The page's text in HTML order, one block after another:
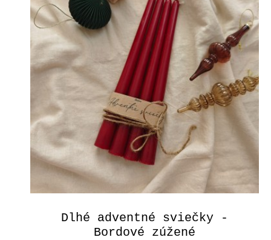
Dlhé adventné sviečky -
Bordové zúžené